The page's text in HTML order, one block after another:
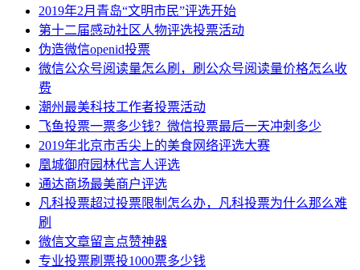
2019年2月青岛“文明市民”评选开始
第十二届感动社区人物评选投票活动
伪造微信openid投票
微信公众号阅读量怎么刷，刷公众号阅读量价格怎么收
费
潮州最美科技工作者投票活动
飞鱼投票一票多少钱？微信投票最后一天冲刺多少
2019年北京市舌尖上的美食网络评选大赛
凰城御府园林代言人评选
通达商场最美商户评选
凡科投票超过投票限制怎么办，凡科投票为什么那么难
刷
微信文章留言点赞神器
专业投票刷票投1000票多少钱